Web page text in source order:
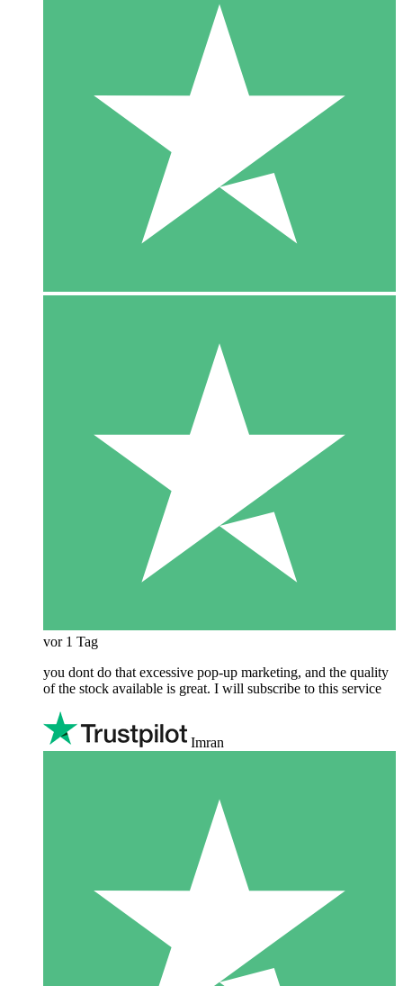
vor 1 Tag
you dont do that excessive pop-up marketing, and the quality
of the stock available is great. I will subscribe to this service
Imran